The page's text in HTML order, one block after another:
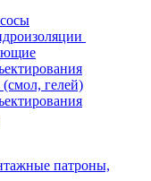
гелей)
патроны,